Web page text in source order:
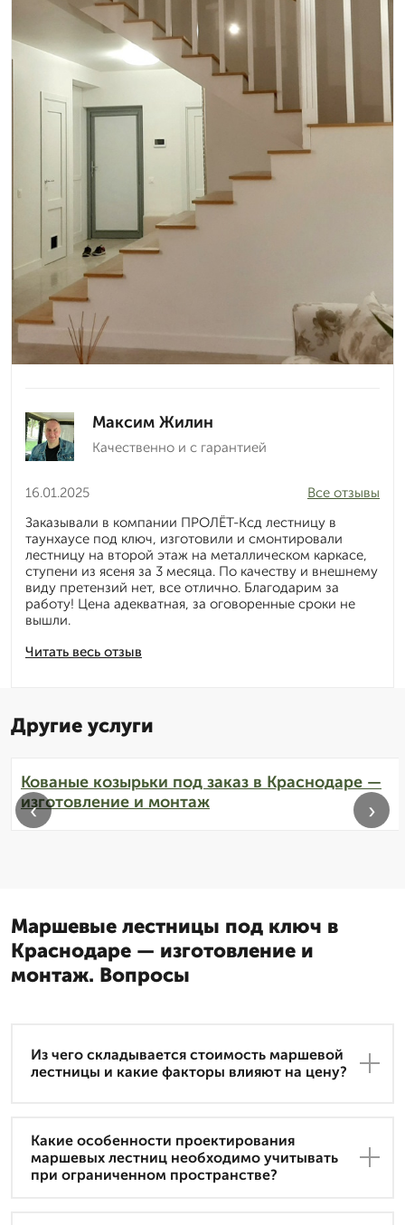
Максим Жилин
Качественно и с гарантией
16.01.2025
Читать весь отзыв
Все отзывы
Заказывали в компании ПРОЛЁТ-Ксд лестницу в
таунхаусе под ключ, изготовили и смонтировали
лестницу на второй этаж на металлическом каркасе,
ступени из ясеня за 3 месяца. По качеству и внешнему
виду претензий нет, все отлично. Благодарим за
работу! Цена адекватная, за оговоренные сроки не
вышли.
Другие услуги
Кованые козырьки под заказ в Краснодаре —
изготовление и монтаж
‹ ›
Маршевые лестницы под ключ в
Краснодаре — изготовление и
монтаж. Вопросы
Из чего складывается стоимость маршевой
лестницы и какие факторы влияют на цену?
Какие особенности проектирования
маршевых лестниц необходимо учитывать
при ограниченном пространстве?